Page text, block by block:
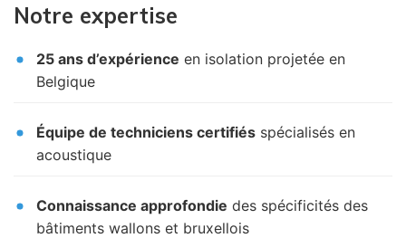
Notre expertise
25 ans d’expérience en isolation projetée en
Belgique
Équipe de techniciens certifiés spécialisés en
acoustique
Connaissance approfondie des spécificités des
bâtiments wallons et bruxellois